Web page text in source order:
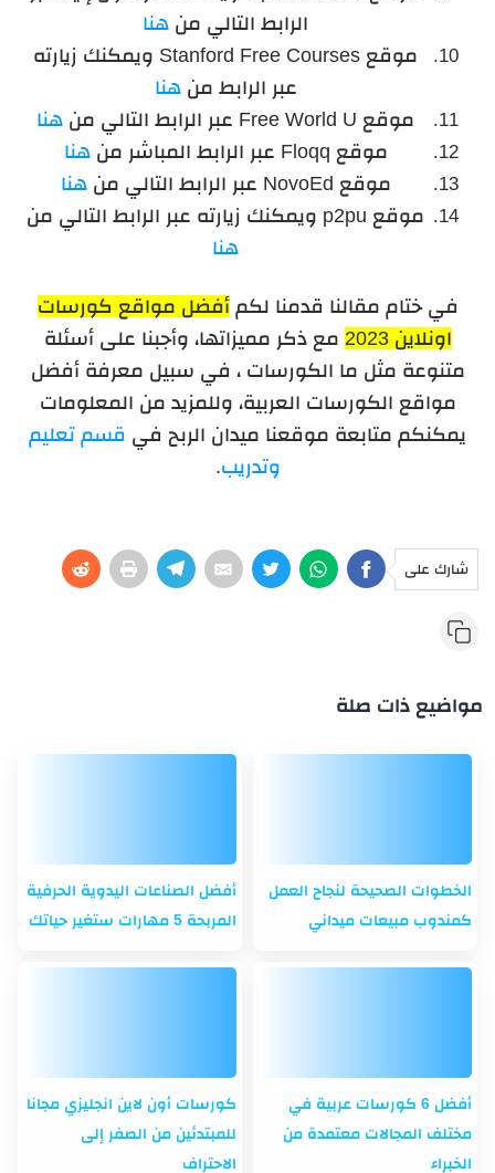
الرابط التالي من هنا
موقع Stanford Free Courses ويمكنك زيارته
عبر الرابط منهنا
موقع Free World U عبر الرابط التالي من
هنا
موقع Floqq عبر الرابط المباشر من
هنا
موقع NovoEd عبر الرابط التالي من
هنا
موقع p2pu ويمكنك زيارته عبر الرابط التالي من
هنا
في ختام مقالنا قدمنا لكمأفضل مواقع كورسات
اونلاين 2023
مع ذكر مميزاتها، وأجبنا على أسئلة
متنوعة مثل ما الكورسات ، في سبيل معرفة أفضل
مواقع الكورسات العربية، وللمزيد من المعلومات
يمكنكم متابعة موقعنا ميدان الربح في قسم تعليم
وتدريب.
شارك على
مواضيع ذات صلة
الخطوات الصحيحة لنجاح العمل
كمندوب مبيعات ميداني
أفضل الصناعات اليدوية الحرفية
المربحة 5 مهارات ستغير حياتك
أفضل 6 كورسات عربية في
مختلف المجالات معتمدة من
الخبراء
كورسات أون لاين انجليزي مجانا
للمبتدئين من الصفر إلى
الاحتراف